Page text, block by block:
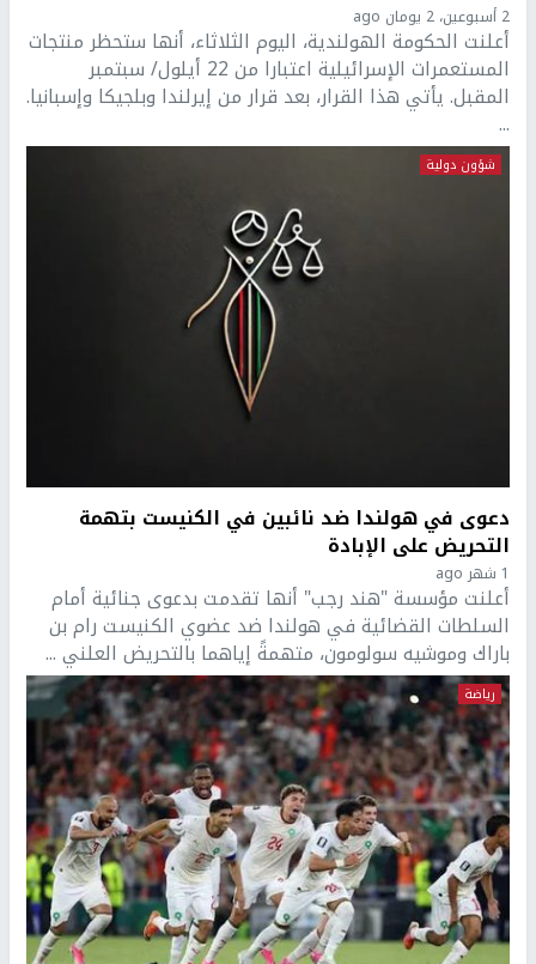
2 أسبوعين، 2 يومان ago
أعلنت الحكومة الهولندية، اليوم الثلاثاء، أنها ستحظر منتجات
المستعمرات الإسرائيلية اعتبارا من 22 أيلول/ سبتمبر
المقبل. يأتي هذا القرار، بعد قرار من إيرلندا وبلجيكا وإسبانيا.
...
شؤون دولية
دعوى في هولندا ضد نائبين في الكنيست بتهمة
التحريض على الإبادة
1 شهر ago
أعلنت مؤسسة "هند رجب" أنها تقدمت بدعوى جنائية أمام
السلطات القضائية في هولندا ضد عضوي الكنيست رام بن
باراك وموشيه سولومون، متهمةً إياهما بالتحريض العلني ...
رياضة